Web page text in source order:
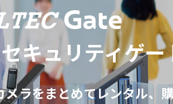
キュリティゲー
ラをまとめてレンタル、